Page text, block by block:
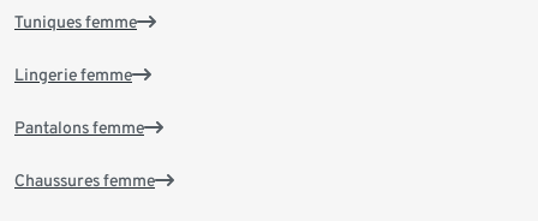
Tuniques femme
Lingerie femme
Pantalons femme
Chaussures femme